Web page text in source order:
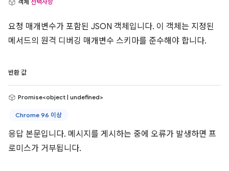
객체 선택사항
요청 매개변수가 포함된 JSON 객체입니다. 이 객체는 지정된
메서드의 원격 디버깅 매개변수 스키마를 준수해야 합니다.
반환 값
Promise<object | undefined>
Chrome 96 이상
응답 본문입니다. 메시지를 게시하는 중에 오류가 발생하면 프
로미스가 거부됩니다.